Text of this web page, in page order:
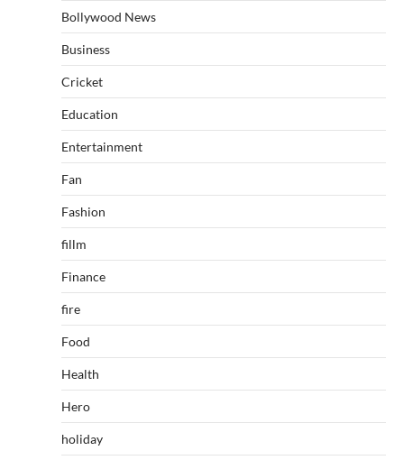
Bollywood News
Business
Cricket
Education
Entertainment
Fan
Fashion
fillm
Finance
fire
Food
Health
Hero
holiday